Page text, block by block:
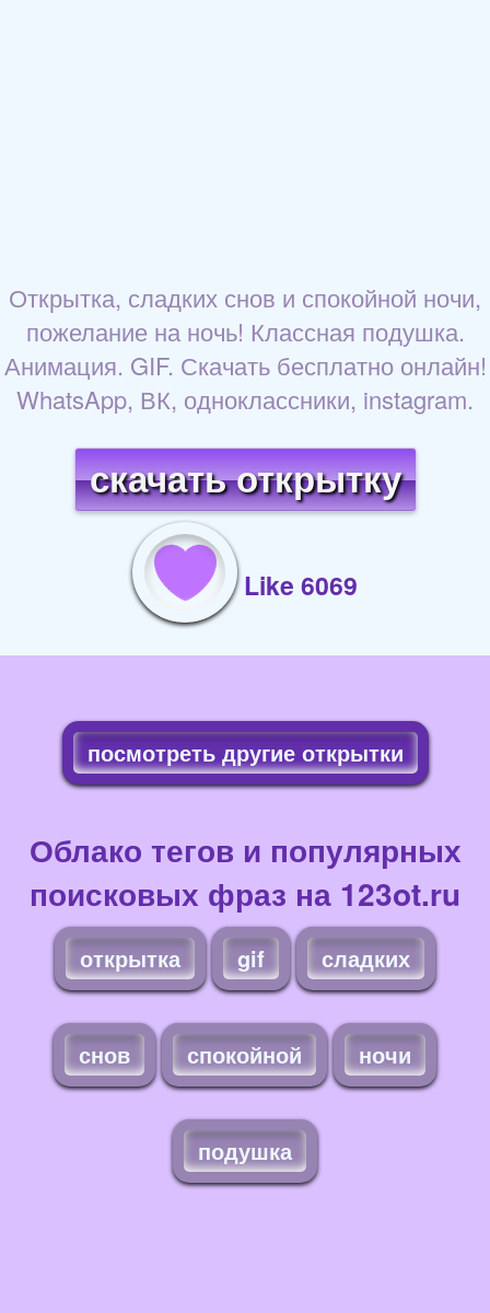
Открытка, сладких снов и спокойной ночи,
пожелание на ночь! Классная подушка.
Анимация. GIF. Скачать бесплатно онлайн!
WhatsApp, ВК, одноклассники, instagram.
скачать открытку
Like 6069
посмотреть другие открытки
Облако тегов и популярных
поисковых фраз на 123ot.ru
открытка gif сладких
снов спокойной ночи
подушка